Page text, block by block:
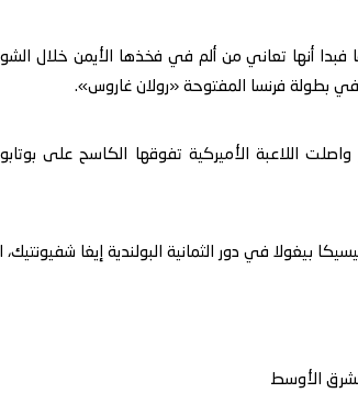
فبدا أنها تعاني من ألم في فخذها الأيمن خلال
بطولة فرنسا المفتوحة «رولان غاروس».
بيغولا في دور الثمانية البولندية إيغا
الأوسط